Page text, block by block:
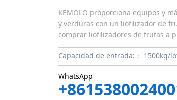
KEMOLO proporciona equipos y
y verduras con un liofilizador de
comprar liofilizadores de frutas a
Capacidad de entrada:： 1500kg/
WhatsApp